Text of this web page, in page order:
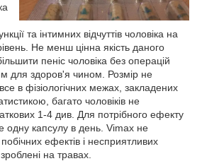
та інтимних відчуттів чоловіка на
Не менш цінна якість даного
пеніс чоловіка без операцій
для здоров'я чином. Розмір не
в фізіологічних межах, закладених
багато чоловіків не
1-4 див. Для потрібного ефекту
одну капсулу в день. Vimax не
ефектів і несприятливих
на травах.